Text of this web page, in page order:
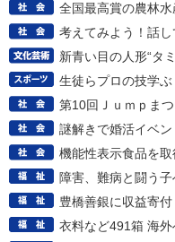
全国最高賞の農林
考えてみよう！話し
新青い目の人形“タ
生徒らプロの技学ぶ
第10回Ｊｕｍｐま
謎解きで婚活イベン
機能性表示食品を取
障害、難病と闘う子
豊橋善銀に収益寄付
衣料など491箱 海外